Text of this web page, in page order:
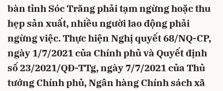
bàn tỉnh Sóc Trăng phải tạm ngừng hoặc thu
hẹp sản xuất, nhiều người lao động phải
ngừng việc. Thực hiện Nghị quyết 68/NQ-CP,
ngày 1/7/2021 của Chính phủ và Quyết định
số 23/2021/QĐ-TTg, ngày 7/7/2021 của Thủ
tướng Chính phủ, Ngân hàng Chính sách xã